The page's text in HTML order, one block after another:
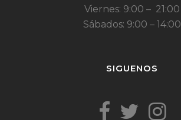
Viernes: 9:00 – 21:00
Sábados: 9:00 – 14:00
SIGUENOS